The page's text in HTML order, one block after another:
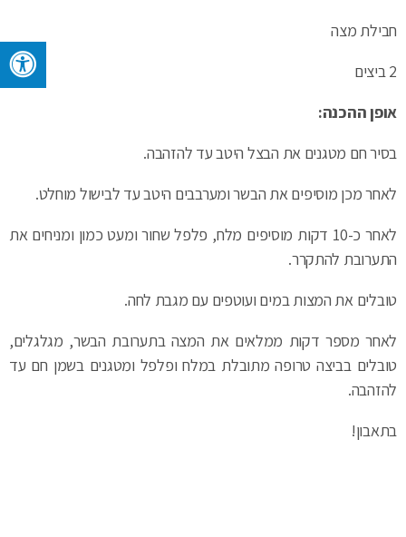
חבילת מצה
2 ביצים
אופן ההכנה:
בסיר חם מטגנים את הבצל היטב עד להזהבה.
לאחר מכן מוסיפים את הבשר ומערבבים היטב עד לבישול מוחלט.
לאחר כ-10 דקות מוסיפים מלח, פלפל שחור ומעט כמון ומניחים את
התערובת להתקרר.
טובלים את המצות במים ועוטפים עם מגבת לחה.
לאחר מספר דקות ממלאים את המצה בתערובת הבשר, מגלגלים,
טובלים בביצה טרופה מתובלת במלח ופלפל ומטגנים בשמן חם עד
להזהבה.
בתאבון!